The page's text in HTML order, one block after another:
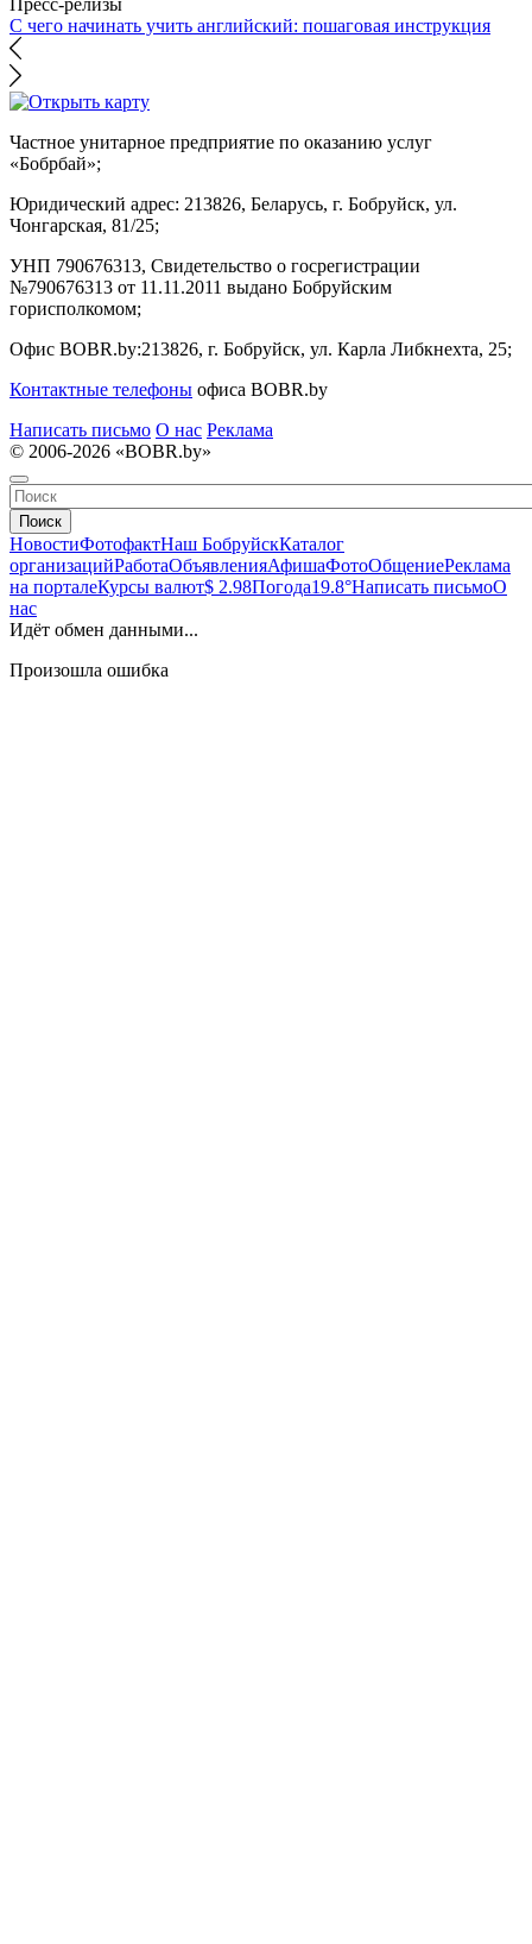
С чего начинать учить английский: пошаговая инструкция
Частное унитарное предприятие по оказанию услуг
«Бобрбай»;
Юридический адрес: 213826, Беларусь, г. Бобруйск, ул.
Чонгарская, 81/25;
УНП 790676313, Свидетельство о госрегистрации
№790676313 от 11.11.2011 выдано Бобруйским
горисполкомом;
Офис BOBR.by:213826, г. Бобруйск, ул. Карла Либкнехта, 25;
Контактные телефоны офиса BOBR.by
Написать письмо О нас Реклама
© 2006-2026 «BOBR.by»
Поиск
НовостиФотофактНаш БобруйскКаталог
организацийРаботаОбъявленияАфишаФотоОбщениеРеклама
на порталеКурсы валют$ 2.98Погода19.8°Написать письмоО
нас
Идёт обмен данными...
Произошла ошибка